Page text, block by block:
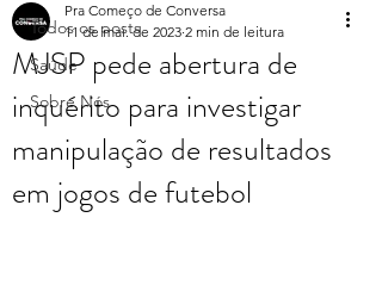
Todos os posts
Saúde
Sobre Nós
MJSP pede abertura de
inquérito para investigar
manipulação de resultados
em jogos de futebol
Pra Começo de Conversa
11 de mai. de 2023 2 min de leitura